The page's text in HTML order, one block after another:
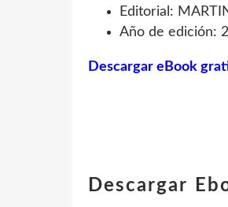
Editorial:
Año de edición:
Descargar eBook
Descargar